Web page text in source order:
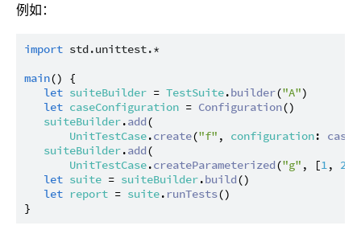
例如：
import std.unittest.*
main() {
let suiteBuilder = TestSuite.builder("A")
let caseConfiguration = Configuration()
suiteBuilder.add(
UnitTestCase.create("f" , configuration:
suiteBuilder.add(
UnitTestCase.createParameterized("g" , [1, 2
let suite = suiteBuilder.build()
let report = suite. runTests()